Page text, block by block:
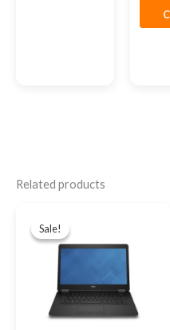
Related products
Sale!
Sale!
EGP10,000.